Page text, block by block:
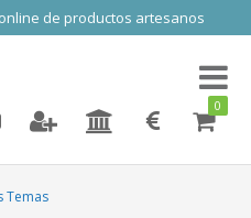
de productos artesanos
Toggle
0
Temas